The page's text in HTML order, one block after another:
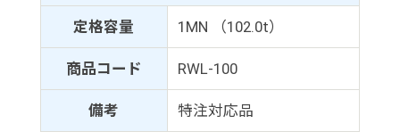
定格容量 1MN （102.0t）
商品コード RWL-100
備考 特注対応品